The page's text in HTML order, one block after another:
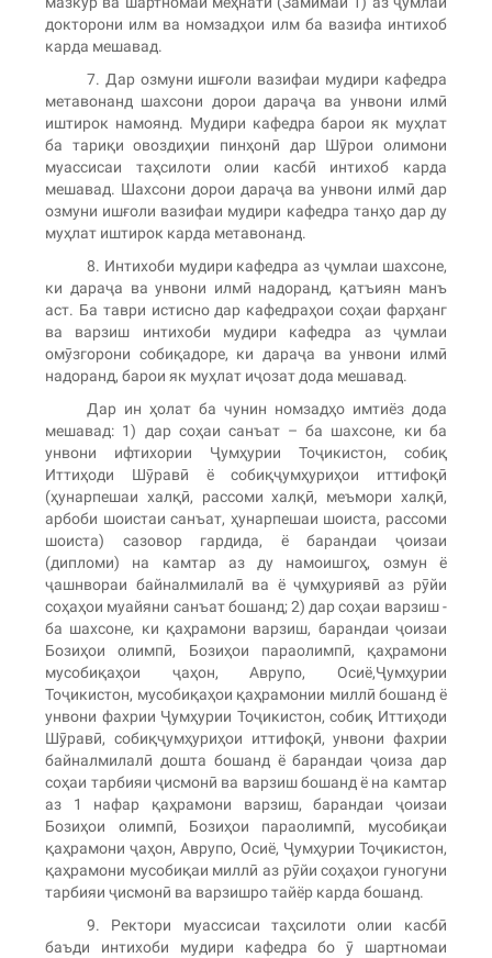
докторони илм ва номзадҳои илм ба вазифа интихоб
карда мешавад.
7. Дар озмуни ишғоли вазифаи мудири кафедра
метавонанд шахсони дорои дараҷа ва унвони илмӣ
иштирок намоянд. Мудири кафедра барои як муҳлат
ба тариқи овоздиҳии пинҳонӣ дар Шӯрои олимони
муассисаи таҳсилоти олии касбӣ интихоб карда
мешавад. Шахсони дорои дараҷа ва унвони илмӣ дар
озмуни ишғоли вазифаи мудири кафедра танҳо дар ду
муҳлат иштирок карда метавонанд.
8. Интихоби мудири кафедра аз ҷумлаи шахсоне,
ки дараҷа ва унвони илмӣ надоранд, қатъиян манъ
аст. Ба таври истисно дар кафедраҳои соҳаи фарҳанг
ва варзиш интихоби мудири кафедра аз ҷумлаи
омӯзгорони собиқадоре, ки дараҷа ва унвони илмӣ
надоранд, барои як муҳлат иҷозат дода мешавад.
Дар ин ҳолат ба чунин номзадҳо имтиёз дода
мешавад: 1) дар соҳаи санъат – ба шахсоне, ки ба
унвони ифтихории Ҷумҳурии Тоҷикистон, собиқ
Иттиҳоди Шӯравӣ ё собиқҷумҳуриҳои иттифоқӣ
(ҳунарпешаи халқӣ, рассоми халқӣ, меъмори халқӣ,
арбоби шоистаи санъат, ҳунарпешаи шоиста, рассоми
шоиста) сазовор гардида, ё барандаи ҷоизаи
(дипломи) на камтар аз ду намоишгоҳ, озмун ё
ҷашнвораи байналмилалӣ ва ё ҷумҳуриявӣ аз рӯйи
соҳаҳои муайяни санъат бошанд; 2) дар соҳаи варзиш -
ба шахсоне, ки қаҳрамони варзиш, барандаи ҷоизаи
Бозиҳои олимпӣ, Бозиҳои параолимпӣ, қаҳрамони
мусобиқаҳои ҷаҳон, Аврупо, Осиё,Ҷумҳурии
Тоҷикистон, мусобиқаҳои қаҳрамонии миллӣ бошанд ё
унвони фахрии Ҷумҳурии Тоҷикистон, собиқ Иттиҳоди
Шӯравӣ, собиқҷумҳуриҳои иттифоқӣ, унвони фахрии
байналмилалӣ дошта бошанд ё барандаи ҷоиза дар
соҳаи тарбияи ҷисмонӣ ва варзиш бошанд ё на камтар
аз 1 нафар қаҳрамони варзиш, барандаи ҷоизаи
Бозиҳои олимпӣ, Бозиҳои параолимпӣ, мусобиқаи
қаҳрамони ҷаҳон, Аврупо, Осиё, Ҷумҳурии Тоҷикистон,
қаҳрамони мусобиқаи миллӣ аз рӯйи соҳаҳои гуногуни
тарбияи ҷисмонӣ ва варзишро тайёр карда бошанд.
9. Ректори муассисаи таҳсилоти олии касбӣ
баъди интихоби мудири кафедра бо ӯ шартномаи